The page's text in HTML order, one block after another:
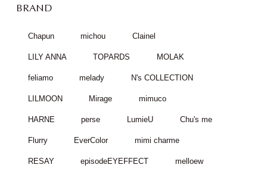
BRAND
Chapun michou Clainel
LILY ANNA TOPARDS MOLAK
feliamo melady N's COLLECTION
LILMOON Mirage mimuco
HARNE perse LumieU Chu's me
Flurry EverColor mimi charme
RESAY episodeEYEFFECT melloew